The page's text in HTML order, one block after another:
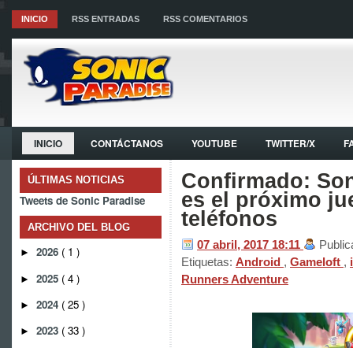
INICIO RSS ENTRADAS RSS COMENTARIOS
INICIO CONTÁCTANOS YOUTUBE TWITTER/X
ÚLTIMAS NOTICIAS
Tweets de Sonic Paradise
ARCHIVO DEL BLOG
► 2026 ( 1 )
► 2025 ( 4 )
► 2024 ( 25 )
► 2023 ( 33 )
Confirmado:
es el próximo
teléfonos
07 abril, 2017 18:11
Etiquetas: Android , Gameloft ,
Runners Adventure